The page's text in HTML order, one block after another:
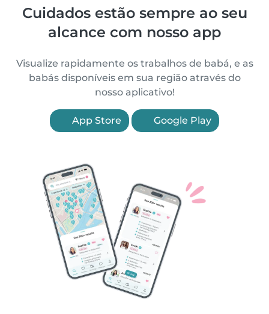
Cuidados estão sempre ao seu
alcance com nosso app
Visualize rapidamente os trabalhos de babá, e as
babás disponíveis em sua região através do
nosso aplicativo!
App Store Google Play